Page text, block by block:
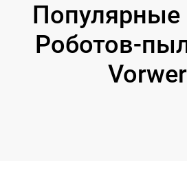
Популярные
Роботов-